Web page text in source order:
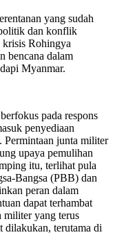
yang sudah
dan konflik
krisis Rohingya
bencana dalam
Myanmar.
pada respons
penyediaan
Permintaan junta militer
upaya pemulihan
itu, terlihat pula
Bangsa (PBB) dan
peran dalam
dapat terhambat
militer yang terus
dilakukan, terutama di